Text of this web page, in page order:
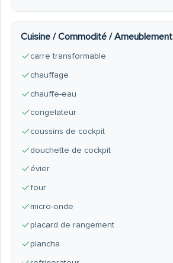
Cuisine / Commodité / Ameublement
carre transformable
chauffage
chauffe-eau
congelateur
coussins de cockpit
douchette de cockpit
évier
four
micro-onde
placard de rangement
plancha